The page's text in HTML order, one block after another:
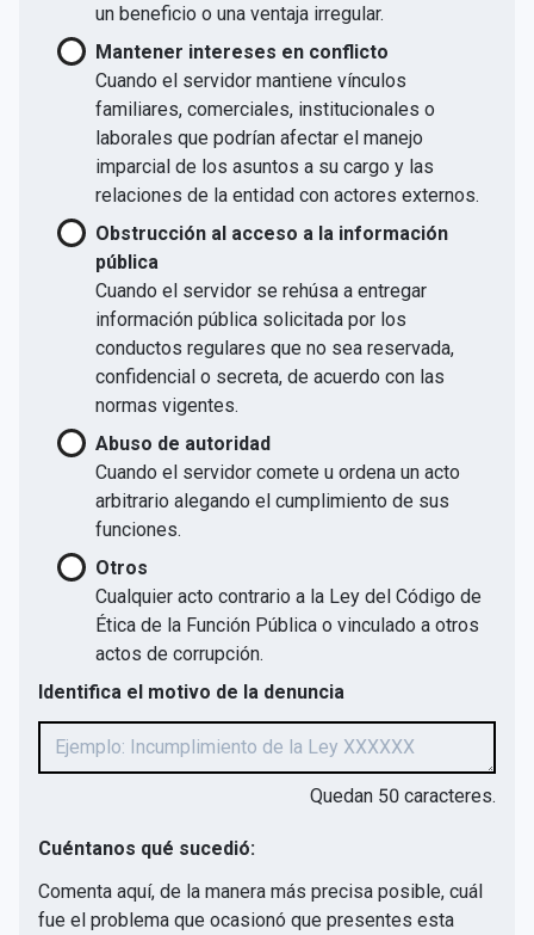
un beneficio o una ventaja irregular.
Mantener intereses en conflicto
Cuando el servidor mantiene vínculos
familiares, comerciales, institucionales o
laborales que podrían afectar el manejo
imparcial de los asuntos a su cargo y las
relaciones de la entidad con actores externos.
Obstrucción al acceso a la información
pública
Cuando el servidor se rehúsa a entregar
información pública solicitada por los
conductos regulares que no sea reservada,
confidencial o secreta, de acuerdo con las
normas vigentes.
Abuso de autoridad
Cuando el servidor comete u ordena un acto
arbitrario alegando el cumplimiento de sus
funciones.
Otros
Cualquier acto contrario a la Ley del Código de
Ética de la Función Pública o vinculado a otros
actos de corrupción.
Identifica el motivo de la denuncia
Quedan 50 caracteres.
Cuéntanos qué sucedió:
Comenta aquí, de la manera más precisa posible, cuál
fue el problema que ocasionó que presentes esta